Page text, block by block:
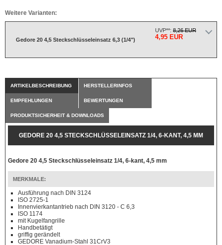
Weitere Varianten:
Gedore 20 4,5 Steckschlüsseleinsatz 6,3 (1/4")
UVP**: 8,26 EUR
4,95 EUR
ARTIKELBESCHREIBUNG HERSTELLERINFOS
EMPFEHLUNGEN BEWERTUNGEN
PRODUKTSICHERHEIT & DOWNLOADS
GEDORE 20 4,5 STECKSCHLÜSSELEINSATZ 1/4, 6-KANT, 4,5 MM
Gedore 20 4,5 Steckschlüsseleinsatz 1/4, 6-kant, 4,5 mm
MERKMALE:
Ausführung nach DIN 3124
ISO 2725-1
Innenvierkantantrieb nach DIN 3120 - C 6,3
ISO 1174
mit Kugelfangrille
Handbetätigt
griffig gerändelt
GEDORE Vanadium-Stahl 31CrV3